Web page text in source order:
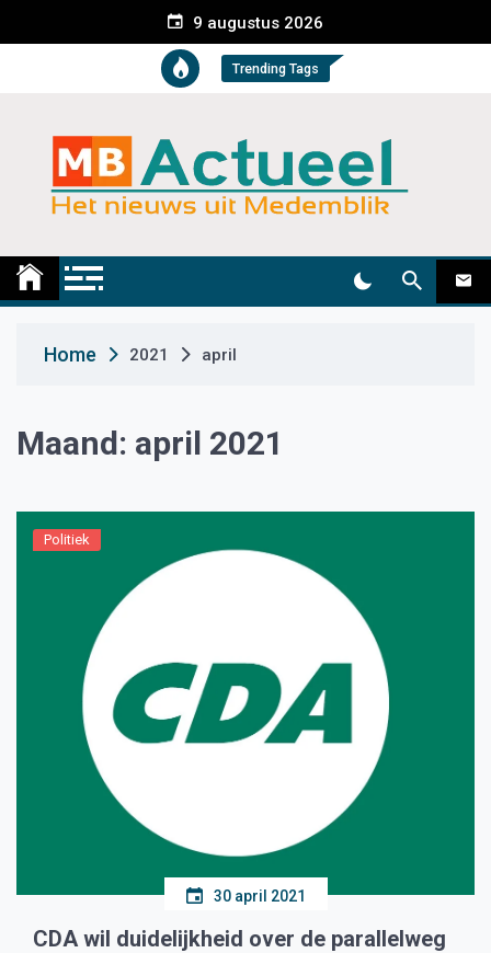
e
t
9 augustus 2026
Trending Tags
Medemblik Actueel
Home 2021 april
Maand: april 2021
Politiek
30 april 2021
CDA wil duidelijkheid over de parallelweg